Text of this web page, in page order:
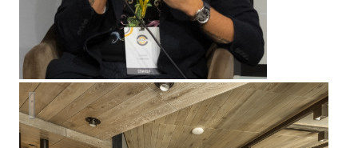
NagatinSky